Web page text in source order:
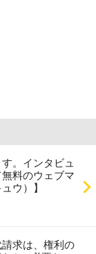
。インタビュ
料のウェブマ
ウ）】
求は、権利の